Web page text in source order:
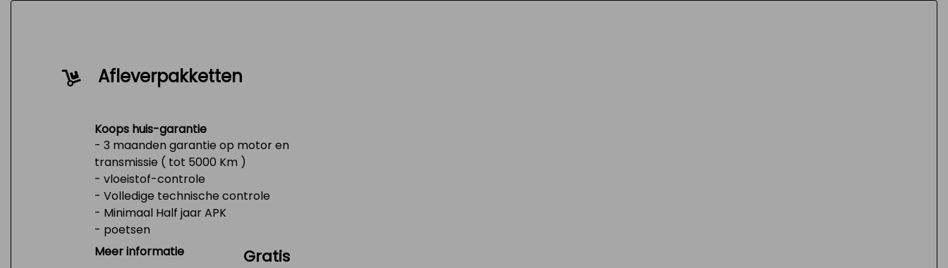
Afleverpakketten
Koops huis-garantie
- 3 maanden garantie op motor en
transmissie ( tot 5000 Km )
- vloeistof-controle
- Volledige technische controle
- Minimaal Half jaar APK
- poetsen
- Tank 1/4 vol
Meer informatie Gratis